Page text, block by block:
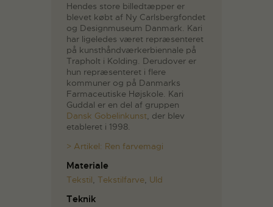
Hendes store billedtæpper er
blevet købt af Ny Carlsbergfondet
og Designmuseum Danmark. Kari
har ligeledes været repræsenteret
på kunsthåndværkerbiennale på
Trapholt i Kolding. Derudover er
hun repræsenteret i flere
kommuner og på Danmarks
Farmaceutiske Højskole. Kari
Guddal er en del af gruppen
Dansk Gobelinkunst, der blev
etableret i 1998.
> Artikel: Ren farvemagi
Materiale
Tekstil, Tekstilfarve, Uld
Teknik